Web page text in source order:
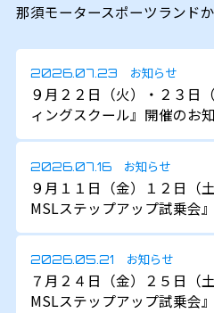
那須モータースポーツランド
2026.07.23 お知らせ
９月２２日（火）・２３日
ィングスクール』開催のお
2026.07.16 お知らせ
９月１１日（金）１２日（
MSLステップアップ試乗会
2026.05.21 お知らせ
７月２４日（金）２５日（
MSLステップアップ試乗会